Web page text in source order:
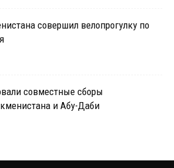
совершил велопрогулку по
совместные сборы
и Абу-Даби